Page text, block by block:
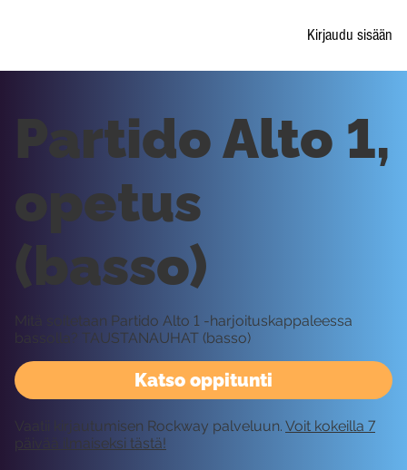
Kirjaudu sisään
Katso oppitunti
Partido Alto 1,
opetus
(basso)
Mitä soitetaan Partido Alto 1 -harjoituskappaleessa
bassolla? TAUSTANAUHAT (basso)
Vaatii kirjautumisen Rockway palveluun. Voit kokeilla 7
päivää ilmaiseksi tästä!